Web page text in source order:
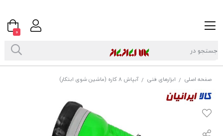
صفحه اصلی / ابزارهای فنی / آبپاش 8 کاره (ماشین شوی ابتکار)
0